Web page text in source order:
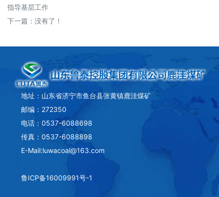
指导基层工作
下一篇：没有了！
地址：山东省济宁市鱼台县张黄镇鹿洼煤矿
邮编：272350
电话：0537-6088698
传真：0537-6088898
E-Mail:luwacoal@163.com
鲁ICP备16009991号-1